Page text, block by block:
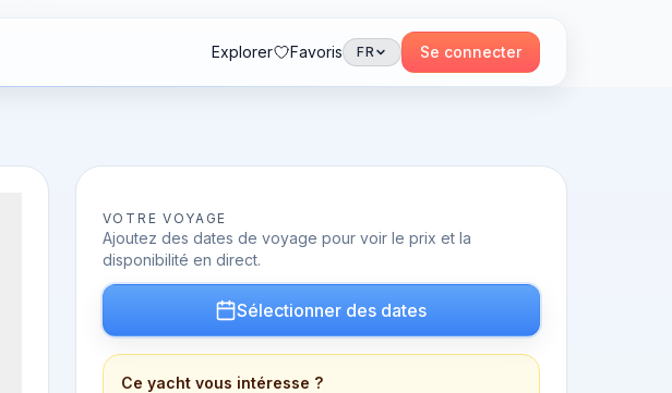
Explorer Favoris FR Se connecter
VOTRE VOYAGE
Ajoutez des dates de voyage pour voir le prix et la
disponibilité en direct.
Sélectionner des dates
Ce yacht vous intéresse ?